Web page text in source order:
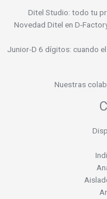
Ditel Studio: todo tu
Novedad Ditel en D-
Junior-D 6 dígitos: cuando
Nuestras